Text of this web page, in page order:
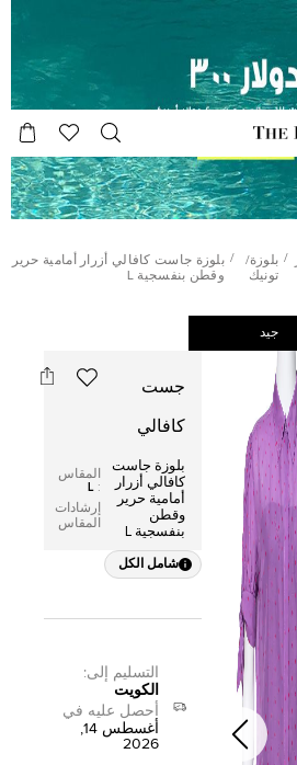
/ بلوزة/
تونيك
/ بلوزة جاست كافالي أزرار أمامية حرير
وقطن بنفسجية L
جيد
جست
كافالي
بلوزة جاست
كافالي أزرار
أمامية حرير
وقطن
بنفسجية L
المقاس
:
L
إرشادات
المقاس
شامل الكل
التسليم إلى:
الكويت
أحصل عليه في
2026